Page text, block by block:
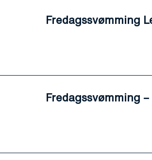
Fredagssvømming
Fredagssvømming